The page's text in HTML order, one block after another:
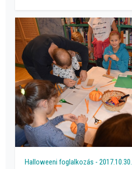
Halloweeni foglalkozás - 2017.10.30.